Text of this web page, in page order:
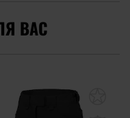
ВАС